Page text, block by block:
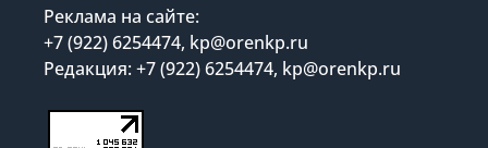
Реклама на сайте:
+7 (922) 6254474, kp@orenkp.ru
Редакция: +7 (922) 6254474, kp@orenkp.ru